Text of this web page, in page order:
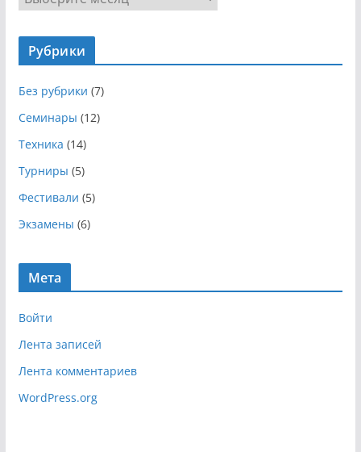
х
ы
Рубрики
Без рубрики (7)
Семинары (12)
Техника (14)
Турниры (5)
Фестивали (5)
Экзамены (6)
Мета
Войти
Лента записей
Лента комментариев
WordPress.org